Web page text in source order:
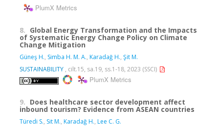
PlumX Metrics
8. Global Energy Transformation and the Impacts
of Systematic Energy Change Policy on Climate
Change Mitigation
Güneş H., Simba H. M. A., Karadağ H., Şit M.
SUSTAINABILITY , cilt.15, sa.19, ss.1-18, 2023 (SSCI)
PlumX Metrics
9. Does healthcare sector development affect
inbound tourism? Evidence from ASEAN countries
Türedi S., Sit M., Karadağ H., Lee C. G.